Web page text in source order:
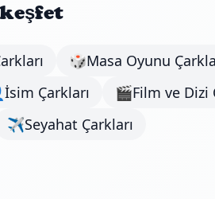
🎲Masa Oyunu
İsim Çarkları 🎬Film ve Dizi
✈️Seyahat Çarkları